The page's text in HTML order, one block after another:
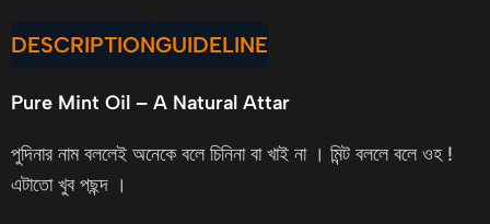
DESCRIPTIONGUIDELINE
Pure Mint Oil – A Natural Attar
পুদিনার নাম বললেই অনেকে বলে চিনিনা বা খাই না । মিন্ট বললে বলে ওহ !
এটাতো খুব পছন্দ ।